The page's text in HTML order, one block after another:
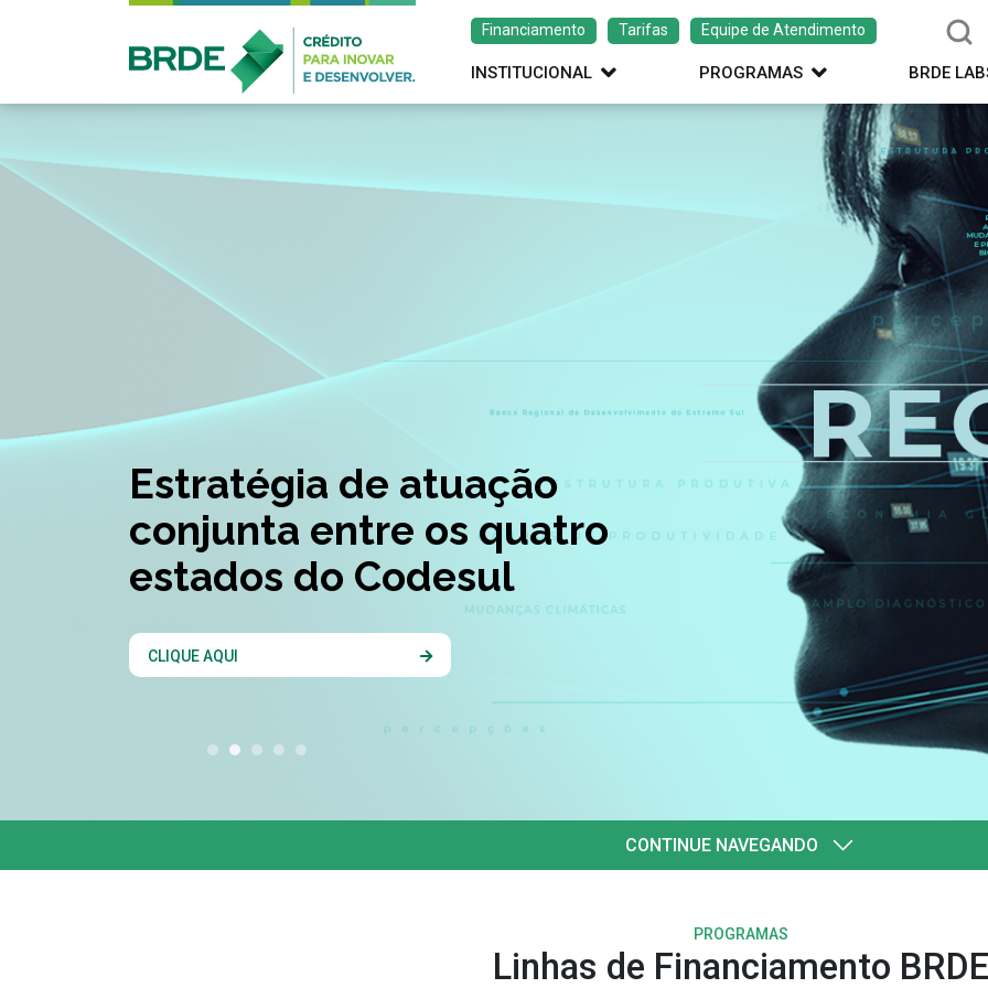
Financiamento Tarifas Equipe de Atendimento
INSTITUCIONAL PROGRAMAS BRDE
Estratégia de atuação
conjunta entre os quatro
estados do Codesul
CLIQUE AQUI
CONTINUE NAVEGANDO
PROGRAMAS
Linhas de Financiamento BRDE